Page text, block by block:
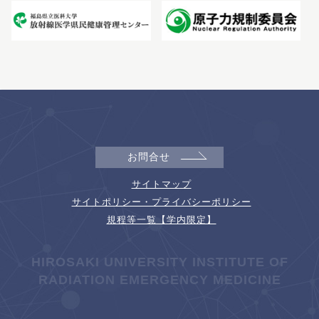
お問合せ
サイトマップ
サイトポリシー・プライバシーポリシー
規程等一覧【学内限定】
HIROSAKI UNIVERSITY INSTITUTE OF
RADIATION EMERGENCY MEDICINE